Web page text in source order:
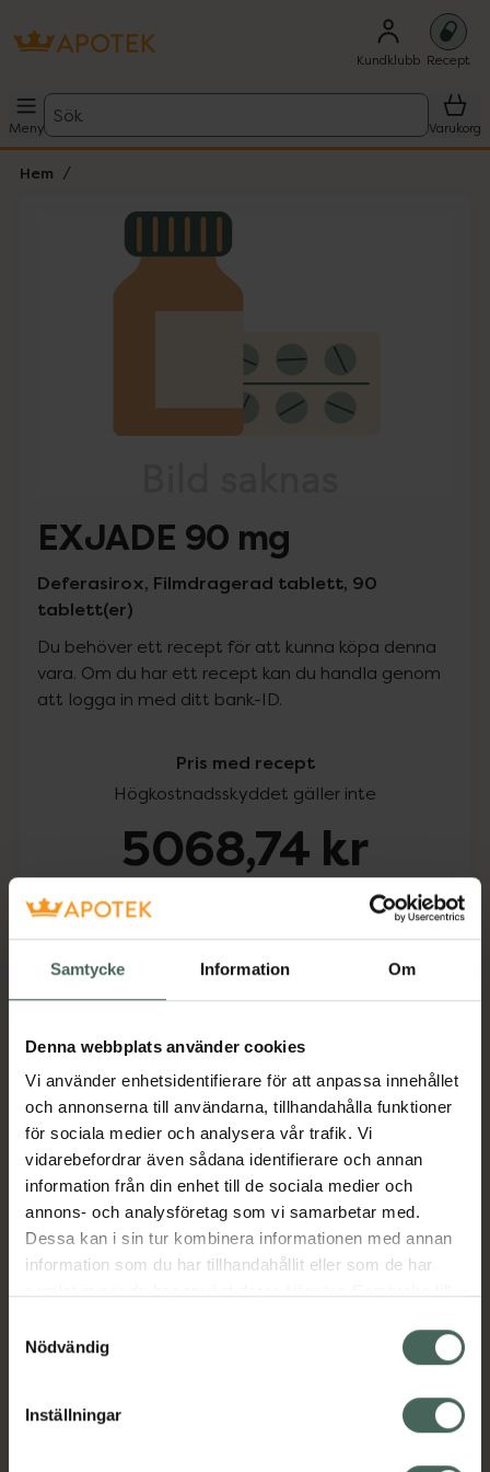
Samtycke Information Om
Denna webbplats använder cookies
Vi använder enhetsidentifierare för att anpassa innehållet
och annonserna till användarna, tillhandahålla funktioner
för sociala medier och analysera vår trafik. Vi
vidarebefordrar även sådana identifierare och annan
information från din enhet till de sociala medier och
annons- och analysföretag som vi samarbetar med.
Dessa kan i sin tur kombinera informationen med annan
information som du har tillhandahållit eller som de har
återkalla ditt samtycke via webbplatsens
cookieinställningar. Ett återkallat samtycke påverkar inte
lagligheten av behandling som skett innan återkallelsen.
Nödvändig
Inställningar
Kundklubb Recept
Meny
Sök
Varukorg
Hem
Lista: . Innehåller 1 objekt.
EXJADE 90 mg
Deferasirox, Filmdragerad tablett, 90
tablett(er)
Du behöver ett recept för att kunna köpa denna
vara. Om du har ett recept kan du handla genom
att logga in med ditt bank-ID.
Pris med recept
Högkostnadsskyddet gäller inte
5068,74 kr
Köp via ditt recept
Beskrivning Dölj
Läs alltid bipacksedeln innan
användning.
EAN:07046263950778
Visa